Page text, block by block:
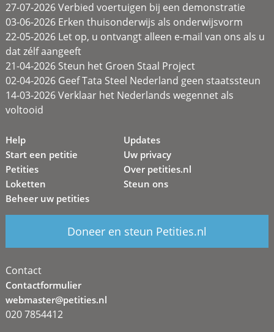
27-07-2026 Verbied voertuigen bij een demonstratie
03-06-2026 Erken thuisonderwijs als onderwijsvorm
22-05-2026 Let op, u ontvangt alleen e-mail van ons als u
dat zélf aangeeft
21-04-2026 Steun het Groen Staal Project
02-04-2026 Geef Tata Steel Nederland geen staatssteun
14-03-2026 Verklaar het Nederlands wegennet als
voltooid
Help
Start een petitie
Petities
Loketten
Beheer uw petities
Updates
Uw privacy
Over petities.nl
Steun ons
Doneer en steun Petities.nl
Contact
Contactformulier
webmaster@petities.nl
020 7854412